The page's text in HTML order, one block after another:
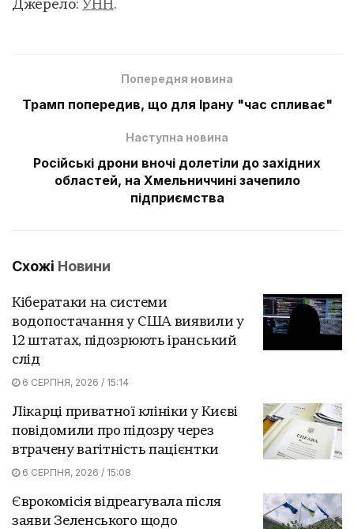
Джерело: УНН.
Попередня новина
Трамп попередив, що для Ірану "час спливає"
Наступна новина
Російські дрони вночі долетіли до західних
областей, на Хмельниччині зачепило
підприємства
Схожі Новини
Кібератаки на системи
водопостачання у США виявили у
12 штатах, підозрюють іранський
слід
6 СЕРПНЯ, 2026 / 15:14
Лікарці приватної клініки у Києві
повідомили про підозру через
втрачену вагітність пацієнтки
6 СЕРПНЯ, 2026 / 15:08
Єврокомісія відреагувала після
заяви Зеленського щодо